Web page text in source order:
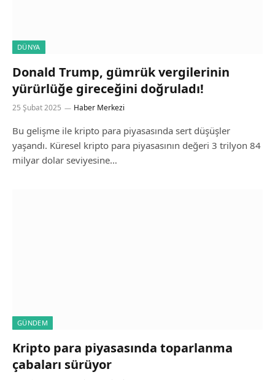
DÜNYA
Donald Trump, gümrük vergilerinin
yürürlüğe gireceğini doğruladı!
25 Şubat 2025 Haber Merkezi
Bu gelişme ile kripto para piyasasında sert düşüşler
yaşandı. Küresel kripto para piyasasının değeri 3 trilyon 84
milyar dolar seviyesine…
GÜNDEM
Kripto para piyasasında toparlanma
çabaları sürüyor